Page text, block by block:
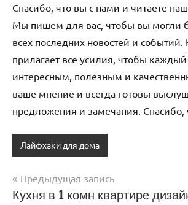
Спасибо, что вы с нами и читаете
Мы пишем для вас, чтобы вы могли
всех последних новостей и
прилагает все усилия, чтобы
интересным, полезным и
ваше мнение и всегда готовы
предложения и замечания. Спасибо,
Лайфхаки для дома
Навигация
Предыдущая запись
Кухня в 1 комн квартире